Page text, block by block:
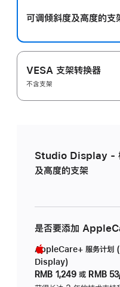
可调倾斜度及高‍度的支‍
VESA 支架转换器
不含支架
Studio Display -
及高度的支架
是否要添加
AppleCare+ 服务计划
Display)
RMB 1,249 或 RMB